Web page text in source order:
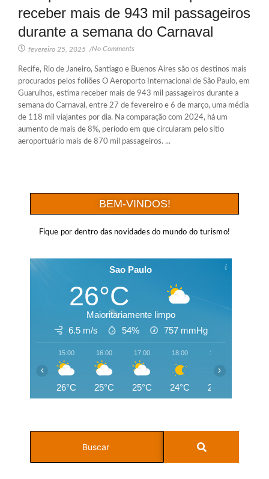
receber mais de 943 mil passageiros
durante a semana do Carnaval
fevereiro 25, 2025 /No Comments
Recife, Rio de Janeiro, Santiago e Buenos Aires são os destinos mais
procurados pelos foliões O Aeroporto Internacional de São Paulo, em
Guarulhos, estima receber mais de 943 mil passageiros durante a
semana do Carnaval, entre 27 de fevereiro e 6 de março, uma média
de 118 mil viajantes por dia. Na comparação com 2024, há um
aumento de mais de 8%, período em que circularam pelo sítio
aeroportuário mais de 870 mil passageiros. ...
BEM-VINDOS!
Fique por dentro das novidades do mundo do turismo!
Sao Paulo
26°C
Maioritariamente limpo
6.5 m/s
54% 757 mmHg
15:00
26°C
16:00
25°C
17:00
25°C
18:00
24°C
19:00
22°C
‹ ›